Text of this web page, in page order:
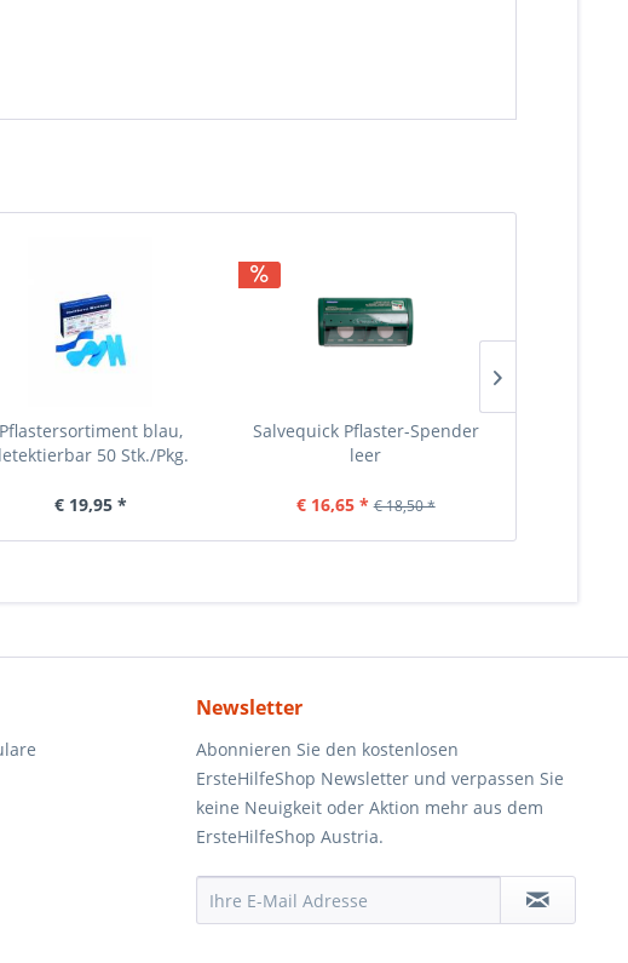
Pflastersortiment blau,
50 Stk./Pkg.
€ 19,95 *
Salvequick Pflaster-Spender
leer
€ 16,65 * € 18,50 *
Newsletter
Abonnieren Sie den kostenlosen
ErsteHilfeShop Newsletter und verpassen Sie
keine Neuigkeit oder Aktion mehr aus dem
ErsteHilfeShop Austria.